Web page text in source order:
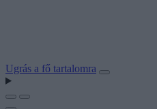
Ugrás a fő tartalomra